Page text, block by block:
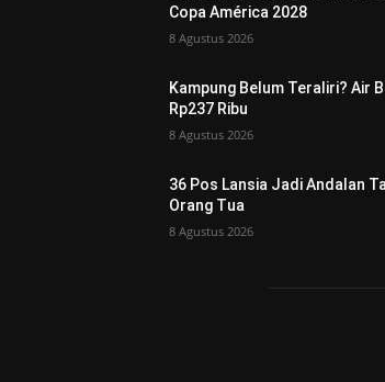
Copa América 2028
8 Agustus 2026
Kampung Belum Teraliri? Air
Rp237 Ribu
8 Agustus 2026
36 Pos Lansia Jadi Andalan
Orang Tua
8 Agustus 2026